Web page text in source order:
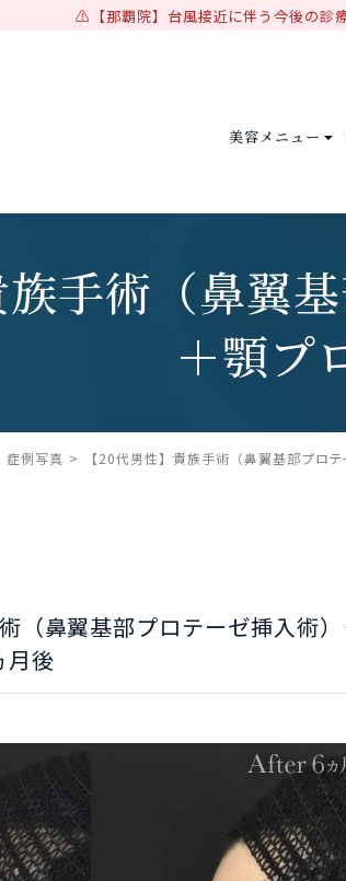
【那覇院】台風接近に伴う今後の診
美容メニュー
手術（鼻翼
＋顎プ
症例写真 【20代男性】貴族手術（鼻翼基部プロ
（鼻翼基部プロテーゼ挿入術
月後